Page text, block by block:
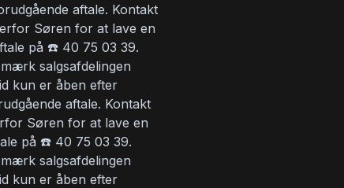
aftale. Kontakt
Søren for at lave en
på ☎️ 40 75 03 39.
salgsafdelingen
kun er åben efter
aftale. Kontakt
Søren for at lave en
på ☎️ 40 75 03 39.
salgsafdelingen
kun er åben efter